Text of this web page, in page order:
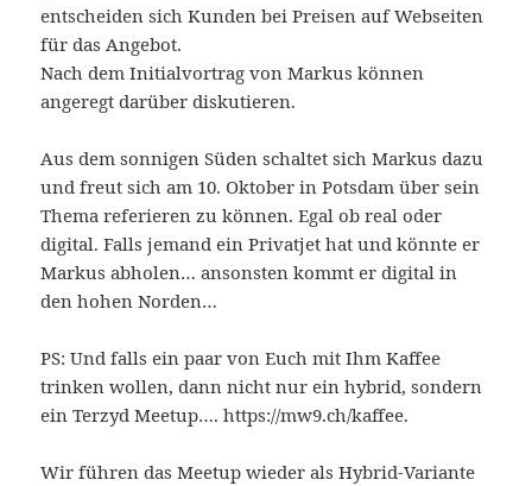
entscheiden sich Kunden bei Preisen auf Webseiten
für das Angebot.
Nach dem Initialvortrag von Markus können
angeregt darüber diskutieren.
Aus dem sonnigen Süden schaltet sich Markus dazu
und freut sich am 10. Oktober in Potsdam über sein
Thema referieren zu können. Egal ob real oder
digital. Falls jemand ein Privatjet hat und könnte er
Markus abholen… ansonsten kommt er digital in
den hohen Norden…
PS: Und falls ein paar von Euch mit Ihm Kaffee
trinken wollen, dann nicht nur ein hybrid, sondern
ein Terzyd Meetup…. https://mw9.ch/kaffee.
Wir führen das Meetup wieder als Hybrid-Variante